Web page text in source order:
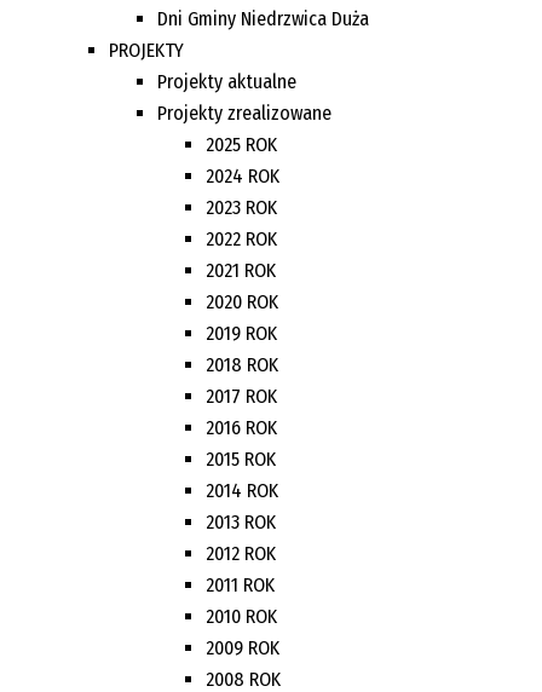
Dni Gminy Niedrzwica Duża
PROJEKTY
Projekty aktualne
Projekty zrealizowane
2025 ROK
2024 ROK
2023 ROK
2022 ROK
2021 ROK
2020 ROK
2019 ROK
2018 ROK
2017 ROK
2016 ROK
2015 ROK
2014 ROK
2013 ROK
2012 ROK
2011 ROK
2010 ROK
2009 ROK
2008 ROK